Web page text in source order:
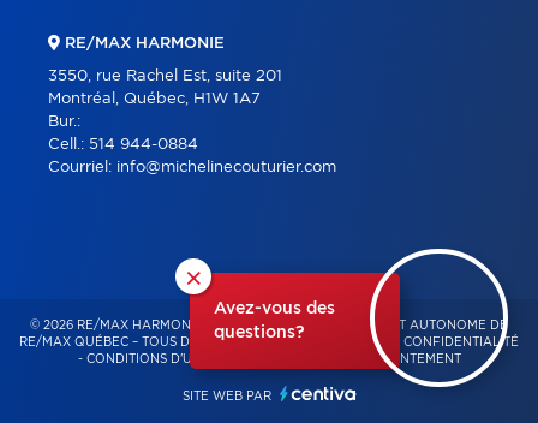
×
Avez-vous des
questions?
RE/MAX HARMONIE
3550, rue Rachel Est, suite 201
Montréal, Québec, H1W 1A7
Bur.:
Cell.: 514 944-0884
Courriel: info@michelinecouturier.com
© 2026 RE/MAX HARMONIE – FRANCHISÉ INDÉPENDANT ET AUTONOME DE
RE/MAX QUÉBEC – TOUS DROITS RÉSERVÉS -
POLITIQUE DE CONFIDENTIALITÉ
- CONDITIONS D'UTILISATION GESTION DU CONSENTEMENT
SITE WEB PAR